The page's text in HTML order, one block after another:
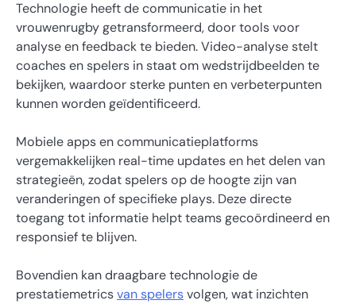
Technologie heeft de communicatie in het
vrouwenrugby getransformeerd, door tools voor
analyse en feedback te bieden. Video-analyse stelt
coaches en spelers in staat om wedstrijdbeelden te
bekijken, waardoor sterke punten en verbeterpunten
kunnen worden geïdentificeerd.
Mobiele apps en communicatieplatforms
vergemakkelijken real-time updates en het delen van
strategieën, zodat spelers op de hoogte zijn van
veranderingen of specifieke plays. Deze directe
toegang tot informatie helpt teams gecoördineerd en
responsief te blijven.
Bovendien kan draagbare technologie de
prestatiemetricsvan spelersvolgen, wat inzichten